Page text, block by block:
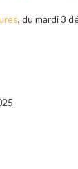
, du mardi 3